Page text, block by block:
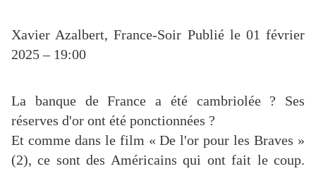
Xavier Azalbert, France-Soir Publié le 01 février
2025 – 19:00
La banque de France a été cambriolée ? Ses
réserves d'or ont été ponctionnées ?
Et comme dans le film « De l'or pour les Braves »
(2), ce sont des Américains qui ont fait le coup.